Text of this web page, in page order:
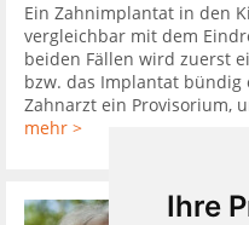
Ihre
Ein Zahnimplantat in den
vergleichbar mit dem
beiden Fällen wird zuerst
bzw. das Implantat
Zahnarzt ein Provisorium,
mehr >